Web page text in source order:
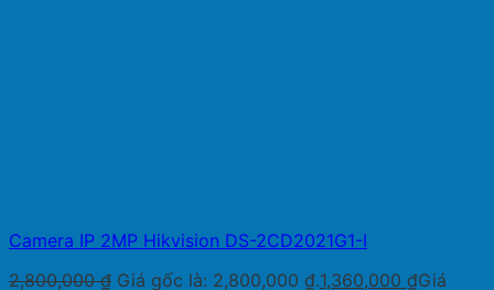
Camera IP 2MP Hikvision DS-2CD2021G1-I
2,800,000₫ Giá gốc là: 2,800,000 ₫.1,360,000 ₫Giá